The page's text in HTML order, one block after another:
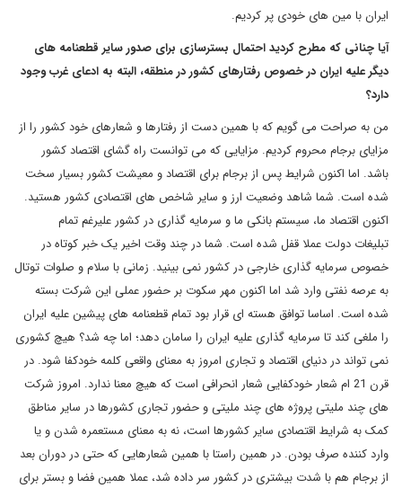
ایران با مین های خودی پر کردیم.
آیا چنانی که مطرح کردید احتمال بسترسازی برای صدور سایر قطعنامه های
دیگر علیه ایران در خصوص رفتارهای کشور در منطقه، البته به ادعای غرب وجود
دارد؟
من به صراحت می گویم که با همین دست از رفتارها و شعارهای خود کشور را از
مزایای برجام محروم کردیم. مزایایی که می توانست راه گشای اقتصاد کشور
باشد. اما اکنون شرایط پس از برجام برای اقتصاد و معیشت کشور بسیار سخت
شده است. شما شاهد وضعیت ارز و سایر شاخص های اقتصادی کشور هستید.
اکنون اقتصاد ما، سیستم بانکی ما و سرمایه گذاری در کشور علیرغم تمام
تبلیغات دولت عملا قفل شده است. شما در چند وقت اخیر یک خبر کوتاه در
خصوص سرمایه گذاری خارجی در کشور نمی بینید. زمانی با سلام و صلوات توتال
به عرصه نفتی وارد شد اما اکنون مهر سکوت بر حضور عملی این شرکت بسته
شده است. اساسا توافق هسته ای قرار بود تمام قطعنامه های پیشین علیه ایران
را ملغی کند تا سرمایه گذاری علیه ایران را سامان دهد؛ اما چه شد؟ هیچ کشوری
نمی تواند در دنیای اقتصاد و تجاری امروز به معنای واقعی کلمه خودکفا شود. در
قرن 21 ام شعار خودکفایی شعار انحرافی است که هیچ معنا ندارد. امروز شرکت
های چند ملیتی پروژه های چند ملیتی و حضور تجاری کشورها در سایر مناطق
کمک به شرایط اقتصادی سایر کشورها است، نه به معنای مستعمره شدن و یا
وارد کننده صرف بودن. در همین راستا با همین شعارهایی که حتی در دوران بعد
از برجام هم با شدت بیشتری در کشور سر داده شد، عملا همین فضا و بستر برای